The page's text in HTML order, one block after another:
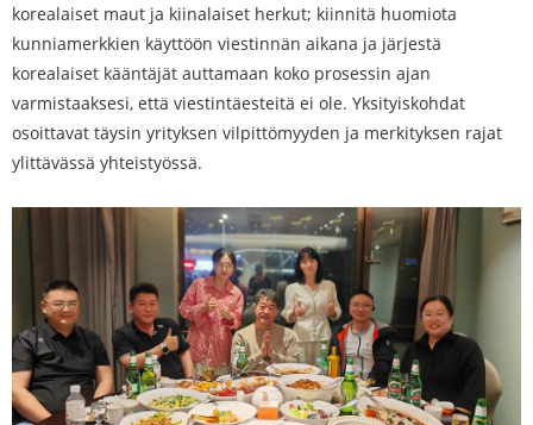
korealaiset maut ja kiinalaiset herkut; kiinnitä huomiota
kunniamerkkien käyttöön viestinnän aikana ja järjestä
korealaiset kääntäjät auttamaan koko prosessin ajan
varmistaaksesi, että viestintäesteitä ei ole. Yksityiskohdat
osoittavat täysin yrityksen vilpittömyyden ja merkityksen rajat
ylittävässä yhteistyössä.